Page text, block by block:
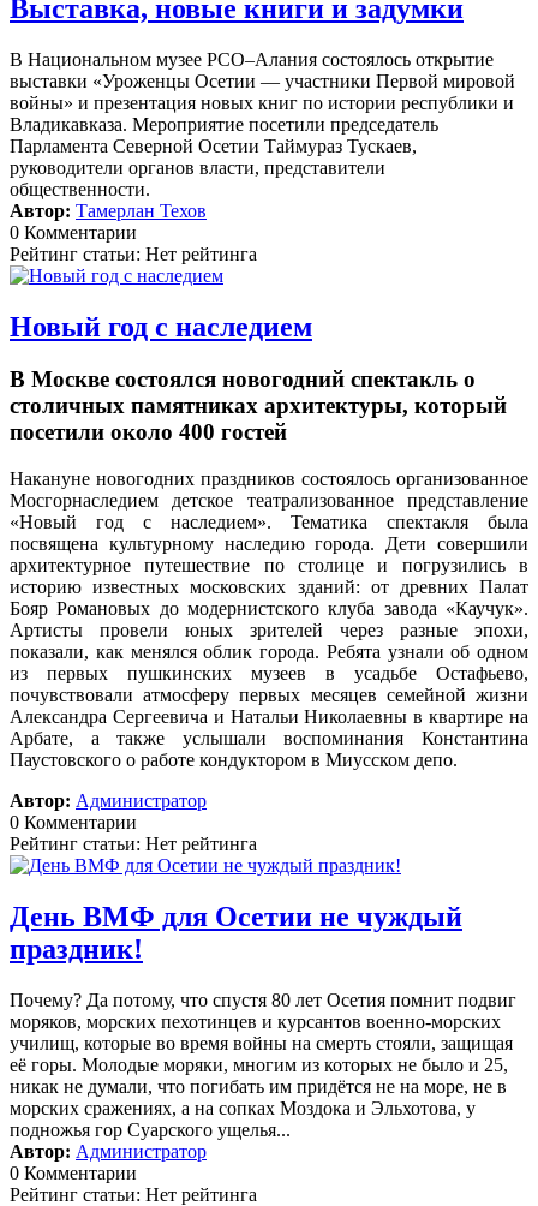
Выставка, новые книги и задумки
В Национальном музее РСО–Алания состоялось открытие
выставки «Уроженцы Осетии — участники Первой мировой
войны» и презентация новых книг по истории республики и
Владикавказа. Мероприятие посетили председатель
Парламента Северной Осетии Таймураз Тускаев,
руководители органов власти, представители
общественности.
Автор: Тамерлан Техов
0 Комментарии
Рейтинг статьи: Нет рейтинга
Новый год с наследием
В Москве состоялся новогодний спектакль о
столичных памятниках архитектуры, который
посетили около 400 гостей
Накануне новогодних праздников состоялось организованное
Мосгорнаследием детское театрализованное представление
«Новый год с наследием».
Тематика спектакля была
посвящена культурному наследию города. Дети совершили
архитектурное путешествие по столице и погрузились в
историю известных московских зданий: от древних Палат
Бояр Романовых до модернистского клуба завода «Каучук».
Артисты провели юных зрителей через разные эпохи,
показали, как менялся облик города. Ребята узнали об одном
из первых пушкинских музеев в усадьбе Остафьево,
почувствовали атмосферу первых месяцев семейной жизни
Александра Сергеевича и Натальи Николаевны в квартире на
Арбате, а также услышали воспоминания Константина
Паустовского о работе кондуктором в Миусском депо.
Автор: Администратор
0 Комментарии
Рейтинг статьи: Нет рейтинга
День ВМФ для Осетии не чуждый
праздник!
Почему? Да потому, что спустя 80 лет Осетия помнит подвиг
моряков, морских пехотинцев и курсантов военно-морских
училищ, которые во время войны на смерть стояли, защищая
её горы. Молодые моряки, многим из которых не было и 25,
никак не думали, что погибать им придётся не на море, не в
морских сражениях, а на сопках Моздока и Эльхотова, у
подножья гор Суарского ущелья...
Автор: Администратор
0 Комментарии
Рейтинг статьи: Нет рейтинга